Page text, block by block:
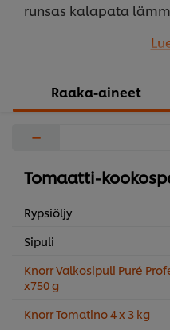
runsas kalapata
tuoreen porkkana-
Vaihda kala
Raaka-aineet
−
Tomaatti-
Rypsiöljy
Sipuli
Knorr Valkosipuli Puré
x750 g
Knorr Tomatino 4 x 3 kg